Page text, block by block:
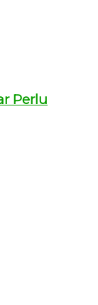
Perlu